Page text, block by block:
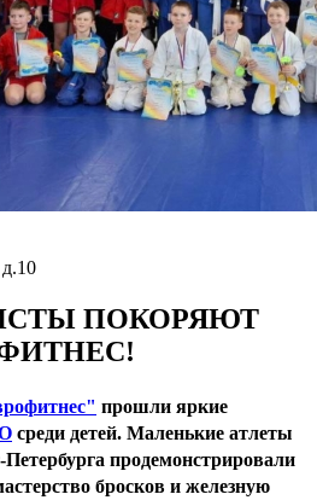
ПОКОРЯЮТ
прошли яркие
среди детей. Маленькие атлеты
продемонстрировали
бросков и железную